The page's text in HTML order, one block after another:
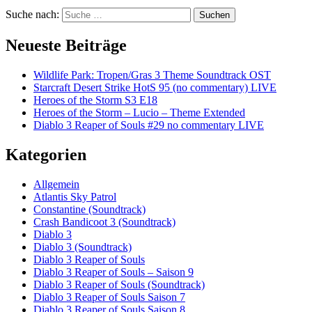
Suche nach: Suchen
Neueste Beiträge
Wildlife Park: Tropen/Gras 3 Theme Soundtrack OST
Starcraft Desert Strike HotS 95 (no commentary) LIVE
Heroes of the Storm S3 E18
Heroes of the Storm – Lucio – Theme Extended
Diablo 3 Reaper of Souls #29 no commentary LIVE
Kategorien
Allgemein
Atlantis Sky Patrol
Constantine (Soundtrack)
Crash Bandicoot 3 (Soundtrack)
Diablo 3
Diablo 3 (Soundtrack)
Diablo 3 Reaper of Souls
Diablo 3 Reaper of Souls – Saison 9
Diablo 3 Reaper of Souls (Soundtrack)
Diablo 3 Reaper of Souls Saison 7
Diablo 3 Reaper of Souls Saison 8